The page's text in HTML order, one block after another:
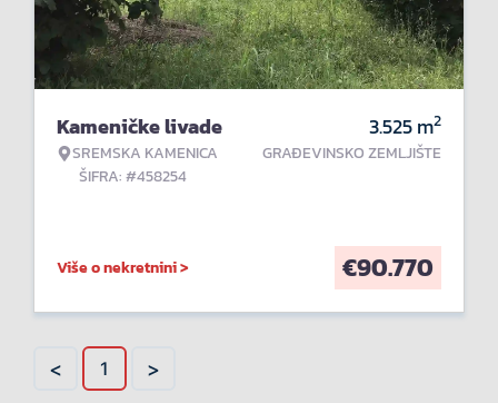
Kameničke livade
SREMSKA KAMENICA
ŠIFRA: #458254
3.525m2
GRAĐEVINSKO ZEMLJIŠTE
Više o nekretnini > €90.770
< 1 >